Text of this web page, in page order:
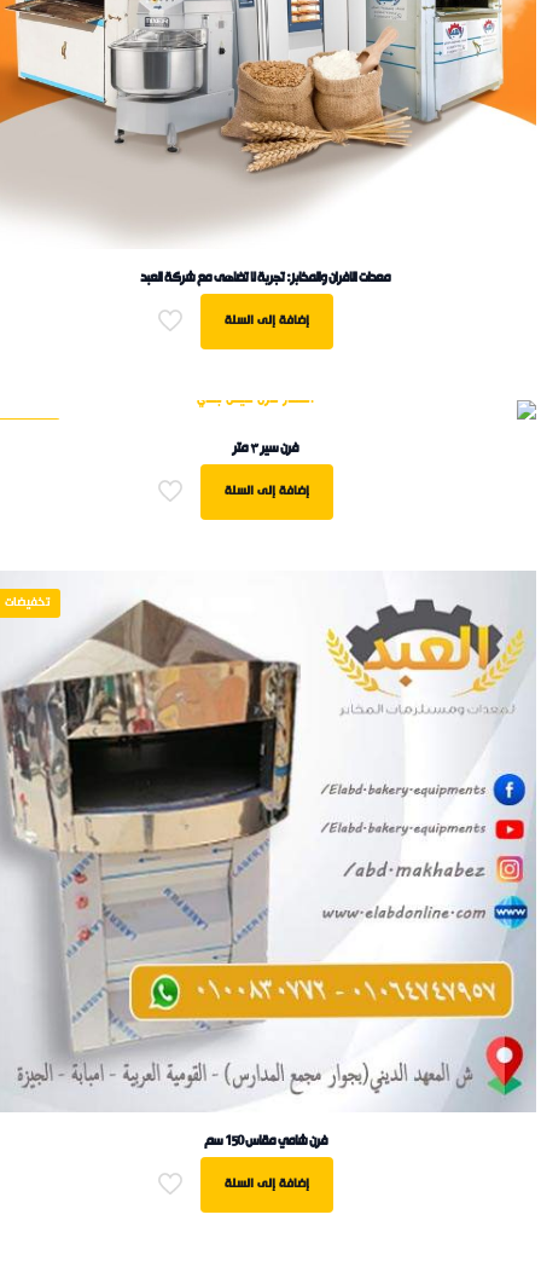
معدات الافران والمخابز: تجربة لا تضاهى مع شركة العبد
إضافة إلى السلة
فرن سير ٣ متر
إضافة إلى السلة
تخفيضات
فرن شامي مقاس 150 سم
إضافة إلى السلة